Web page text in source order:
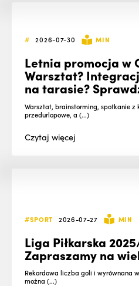
# 2026-07-30 MIN
Letnia promocja w
Warsztat?
na tarasie?
Warsztat, brainstorming, spotkanie z
przedurlopowe, a (...)
Czytajwięcej
#SPORT 2026-07-27 MIN
Liga Piłkarska
Zapraszamy na
Rekordowa liczba goli i wyrównana
można (...)